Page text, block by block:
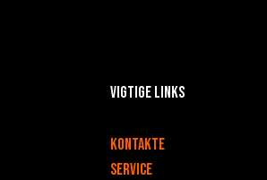
Vigtige links
Kontakte
Service